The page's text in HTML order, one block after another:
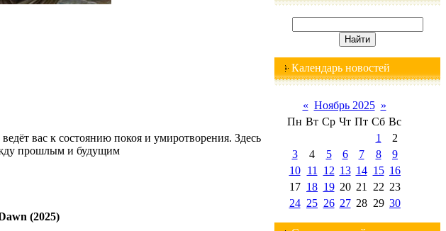
вас к состоянию покоя и умиротворения. Здесь
прошлым и будущим
(2025)
Календарь новостей
« Ноябрь 2025 »
Пн Вт Ср Чт Пт Сб Вс
1
2
3
4 5 6 7 8
9
10
11 12 13 14 15 16
17 18 19 20 21 22 23
24 25 26 27 28 29 30